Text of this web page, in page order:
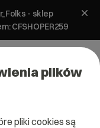
- sklep
CFSHOPER259
plików
pliki cookies są